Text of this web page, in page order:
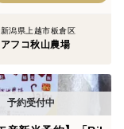
、思いません。
。
新潟県上越市板倉区
アフコ秋山農場